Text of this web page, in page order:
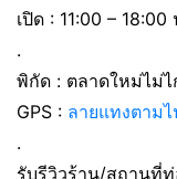
เปิด : 11:00 – 18:00
.
พิกัด : ตลาดใหม่ไม่
GPS : ลายแทงตามไ
.
รับรีวิวร้าน/สถานที่